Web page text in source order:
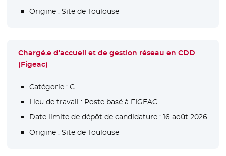
Origine : Site de Toulouse
Chargé.e d'accueil et de gestion réseau en CDD
(Figeac)
Catégorie : C
Lieu de travail : Poste basé à FIGEAC
Date limite de dépôt de candidature : 16 août 2026
Origine : Site de Toulouse